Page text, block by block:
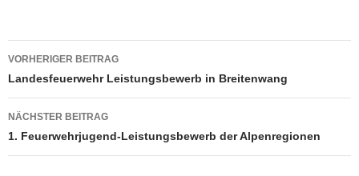
Beitragsnavigation
VORHERIGER BEITRAG
Landesfeuerwehr Leistungsbewerb in Breitenwang
NÄCHSTER BEITRAG
1. Feuerwehrjugend-Leistungsbewerb der Alpenregionen